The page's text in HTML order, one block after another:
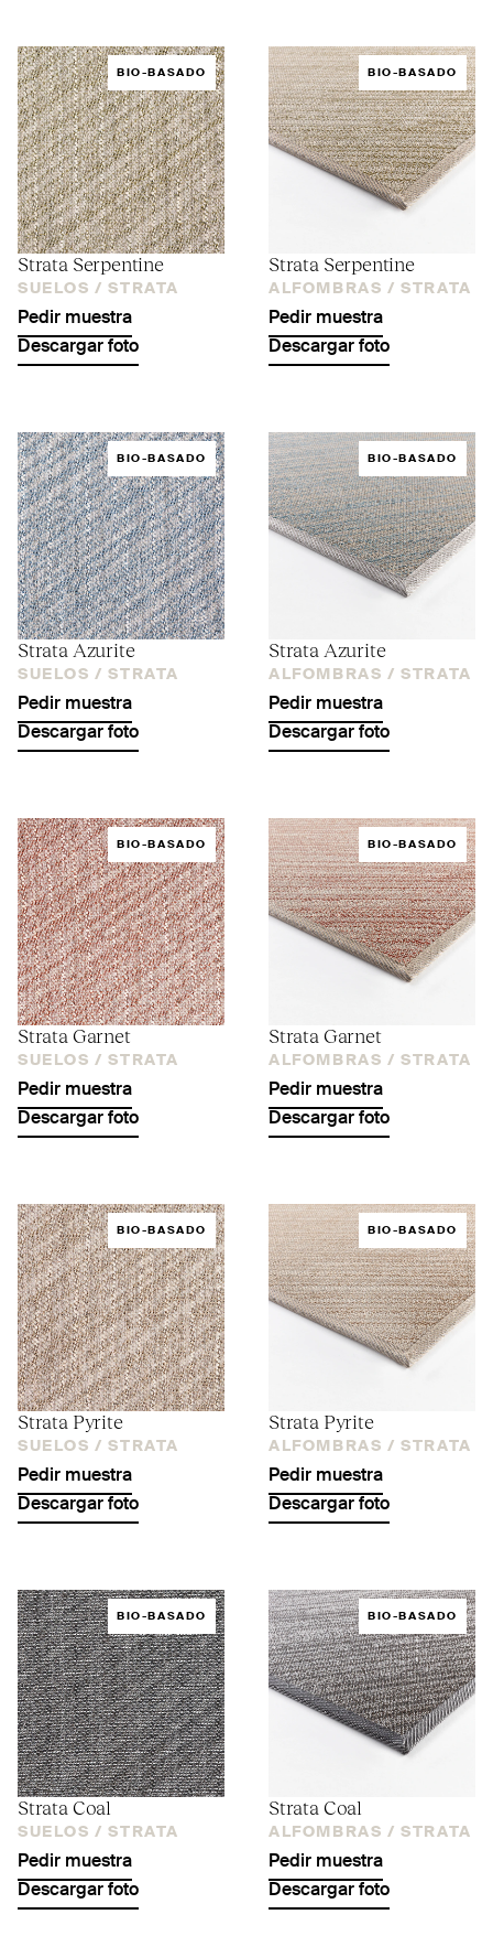
BIO-BASADO
Strata Serpentine
SUELOS / STRATA
Pedir muestra
Descargar foto
BIO-BASADO
Strata Serpentine
ALFOMBRAS / STRATA
Pedir muestra
Descargar foto
BIO-BASADO
Strata Azurite
SUELOS / STRATA
Pedir muestra
Descargar foto
BIO-BASADO
Strata Azurite
ALFOMBRAS / STRATA
Pedir muestra
Descargar foto
BIO-BASADO
Strata Garnet
SUELOS / STRATA
Pedir muestra
Descargar foto
BIO-BASADO
Strata Garnet
ALFOMBRAS / STRATA
Pedir muestra
Descargar foto
BIO-BASADO
Strata Pyrite
SUELOS / STRATA
Pedir muestra
Descargar foto
BIO-BASADO
Strata Pyrite
ALFOMBRAS / STRATA
Pedir muestra
Descargar foto
BIO-BASADO
Strata Coal
SUELOS / STRATA
Pedir muestra
Descargar foto
BIO-BASADO
Strata Coal
ALFOMBRAS / STRATA
Pedir muestra
Descargar foto